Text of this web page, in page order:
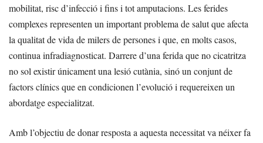
mobilitat, risc d’infecció i fins i tot amputacions. Les ferides
complexes representen un important problema de salut que afecta
la qualitat de vida de milers de persones i que, en molts casos,
continua infradiagnosticat. Darrere d’una ferida que no cicatritza
no sol existir únicament una lesió cutània, sinó un conjunt de
factors clínics que en condicionen l’evolució i requereixen un
abordatge especialitzat.
Amb l’objectiu de donar resposta a aquesta necessitat va néixer fa